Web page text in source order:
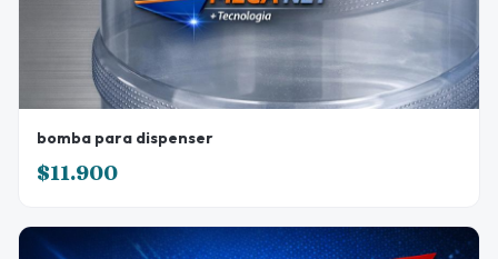
bomba para dispenser
$11.900